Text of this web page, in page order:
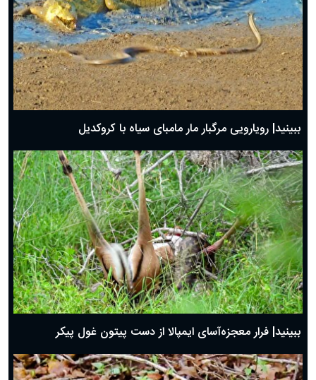
ببینید| رویارویی مرگبار مار مامبای سیاه با کروکدیل
ببینید| فرار معجزه‌آسای ایمپالا از دست پیتون غول پیکر